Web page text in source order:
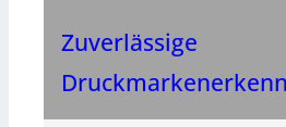
Zuverlässige